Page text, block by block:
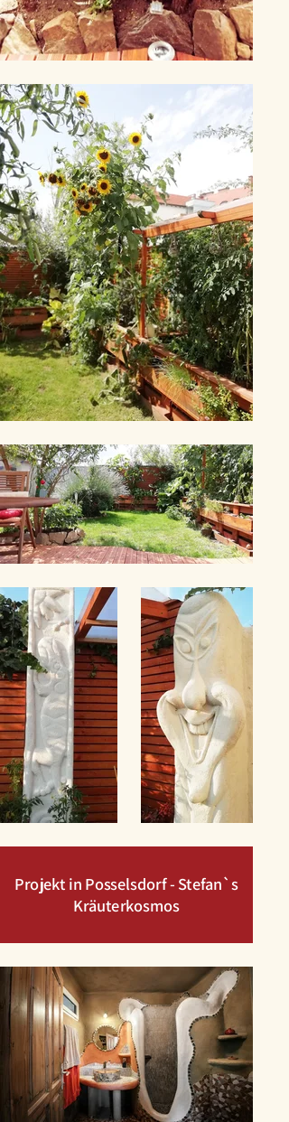
Projekt in Posselsdorf - Stefan`s
Kräuterkosmos